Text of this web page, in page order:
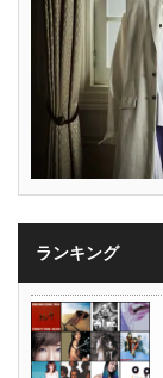
ランキング